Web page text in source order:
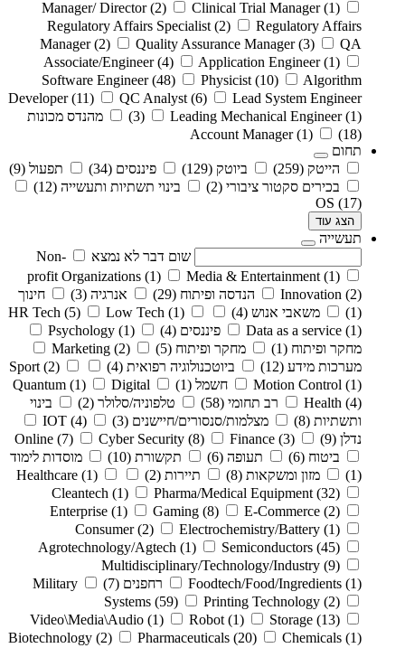
Manager/ Director (2) Clinical Trial Manager (1)
Regulatory Affairs Specialist (2)
Regulatory Affairs
Manager (2) Quality Assurance Manager (3)
QA
Associate/Engineer (4) Application Engineer (1)
Software Engineer (48) Physicist (10)
Algorithm
Developer (11) QC Analyst (6)
Lead System Engineer
(3)
Leading Mechanical Engineer (1)
מהנדס מכונות
(18)
Account Manager (1)
תחום
הייטק (259) ביוטק (129) פיננסים (34) תפעול (9)
בכירים סקטור ציבורי (2) בינוי תשתיות ותעשייה (12)
OS (17)
הצג עוד
תעשייה
שום דבר לא נמצא
Non-
profit Organizations (1) Media & Entertainment (1)
Innovation (2) הנדסה ופיתוח (29) אנרגיה (3)
חינוך
(1)
משאבי אנוש (4)
HR Tech (5) Low Tech (1)
Data as a service (1) פיננסים (4)
Psychology (1)
מחקר ופיתוח (1) מחקר ופיתוח (5)
Marketing (2)
מערכות מידע (12) ביוטכנולוגיה רפואית (4)
Sport (2)
Motion Control (1) חשמל (1)
Quantum (1)
Digital
Health (4) רב תחומי (58) טלפוניה/סלולר (2)
בינוי
ותשתיות (8) מצלמות/סנסורים/חיישנים (3)
IOT (4)
נדלן (9)
Online (7) Cyber Security (8) Finance (3)
ביטוח (6) תעופה (6) תקשורת (10)
מוסדות לימוד
(1)
מזון ומשקאות (8) תיירות (2)
Healthcare (1)
Cleantech (1) Pharma/Medical Equipment (32)
Enterprise (1) Gaming (8) E-Commerce (2)
Consumer (2) Electrochemistry/Battery (1)
Agrotechnology/Agtech (1) Semiconductors (45)
Multidisciplinary/Technology/Industry (9)
Foodtech/Food/Ingredients (1) רחפנים (7)
Military
Systems (59) Printing Technology (2)
Video\Media\Audio (1) Robot (1) Storage (13)
Biotechnology (2) Pharmaceuticals (20) Chemicals (1)